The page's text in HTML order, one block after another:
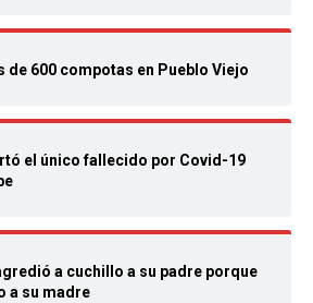
de 600 compotas en Pueblo Viejo
el único fallecido por Covid-19
a cuchillo a su padre porque
a su madre